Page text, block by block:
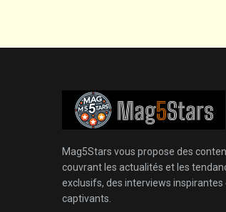
Mag5Stars vous propose des
couvrant les actualités et les
exclusifs, des interviews
captivants.